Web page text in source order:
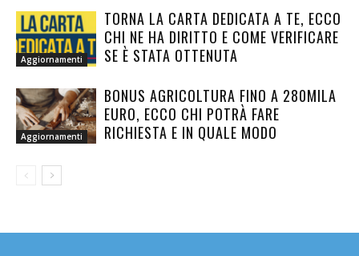
Aggiornamenti
TORNA LA CARTA DEDICATA A TE, ECCO
CHI NE HA DIRITTO E COME VERIFICARE
SE È STATA OTTENUTA
Aggiornamenti
BONUS AGRICOLTURA FINO A 280MILA
EURO, ECCO CHI POTRÀ FARE
RICHIESTA E IN QUALE MODO